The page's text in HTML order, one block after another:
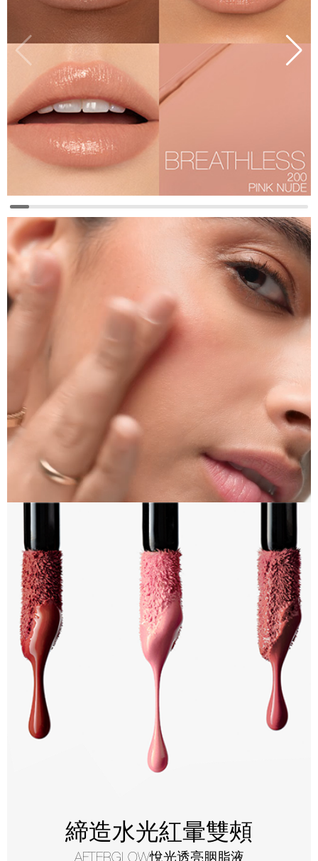
締造水光紅暈雙頰
AFTERGLOW悅光透亮胭脂液